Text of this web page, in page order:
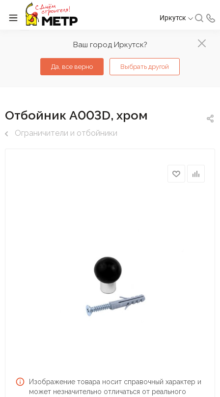
Ваш город Иркутск?
Да, все верно Выбрать другой
Иркутск
Отбойник А003D, хром
Ограничители и отбойники
Изображение товара носит справочный характер и
может незначительно отличаться от реального